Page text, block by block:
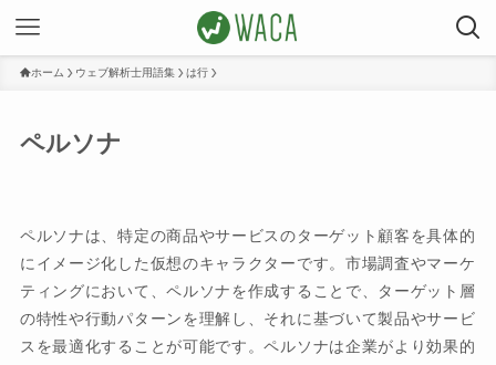
ホーム ウェブ解析士用語集 は行
ペルソナ
ペルソナは、特定の商品やサービスのターゲット顧客を具体的
にイメージ化した仮想のキャラクターです。市場調査やマーケ
ティングにおいて、ペルソナを作成することで、ターゲット層
の特性や行動パターンを理解し、それに基づいて製品やサービ
スを最適化することが可能です。ペルソナは企業がより効果的